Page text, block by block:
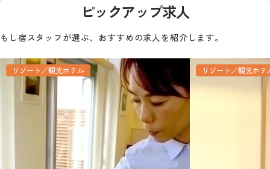
ピックアップ求人
もし宿スタッフが選ぶ、おすすめの求人を紹介します。
リゾート／観光ホテル リゾート／観光ホテ